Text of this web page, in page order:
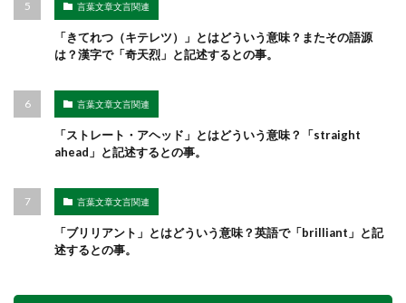
言葉文章文言関連
「きてれつ（キテレツ）」とはどういう意味？またその語源
は？漢字で「奇天烈」と記述するとの事。
言葉文章文言関連
「ストレート・アヘッド」とはどういう意味？「straight
ahead」と記述するとの事。
言葉文章文言関連
「ブリリアント」とはどういう意味？英語で「brilliant」と記
述するとの事。